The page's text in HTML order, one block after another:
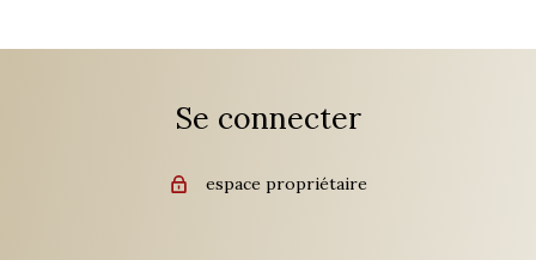
Se connecter
espace propriétaire